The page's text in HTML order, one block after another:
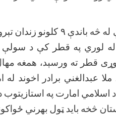
له څه باندې ۹ کلونو زندان
له لوري په قطر کې د سولې
قطر ته ورسېد، همغه
عبدالغني برادر اخوند له
د اسلامي امارت په استازیتوب
څخه باید ټول بهرني